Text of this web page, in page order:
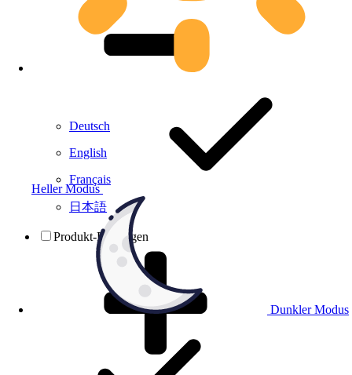
Heller Modus
Dunkler Modus
Deutsch
English
Français
日本語
Produkt-Prüfungen